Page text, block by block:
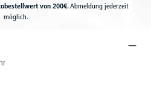
von 200€.Abmeldung jederzeit
möglich.